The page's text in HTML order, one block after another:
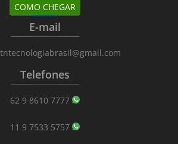
COMO CHEGAR
_______________________
E-mail
_______________________
Telefones
_______________________
62 9 8610 7777
11 9 7533 5757